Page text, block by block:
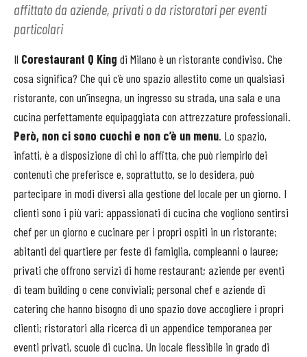
affittato da aziende, privati o da ristoratori per eventi
particolari
Il Corestaurant Q King di Milano è un ristorante condiviso. Che
cosa significa? Che qui c’è uno spazio allestito come un qualsiasi
ristorante, con un’insegna, un ingresso su strada, una sala e una
cucina perfettamente equipaggiata con attrezzature professionali.
Però, non ci sono cuochi e non c’è un menu. Lo spazio,
infatti, è a disposizione di chi lo affitta, che può riempirlo dei
contenuti che preferisce e, soprattutto, se lo desidera, può
partecipare in modi diversi alla gestione del locale per un giorno. I
clienti sono i più vari: appassionati di cucina che vogliono sentirsi
chef per un giorno e cucinare per i propri ospiti in un ristorante;
abitanti del quartiere per feste di famiglia, compleanni o lauree;
privati che offrono servizi di home restaurant; aziende per eventi
di team building o cene conviviali; personal chef e aziende di
catering che hanno bisogno di uno spazio dove accogliere i propri
clienti; ristoratori alla ricerca di un appendice temporanea per
eventi privati, scuole di cucina. Un locale flessibile in grado di